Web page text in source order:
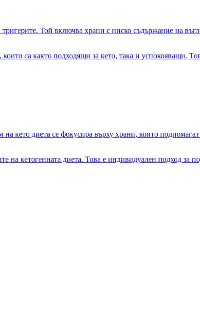
Той включва храни с ниско съдържание на
са както подходящи за кето, така и успокояващи.
кето диета се фокусира върху храни, които
кетогенната диета. Това е индивидуален подход за